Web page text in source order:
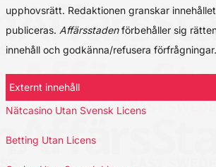
upphovsrätt. Redaktionen granskar
publiceras. Affärsstadenförbehåller sig
innehåll och godkänna/refusera förfrågningar.
Externt innehåll
Nätcasino Utan Svensk Licens
Betting Utan Licens